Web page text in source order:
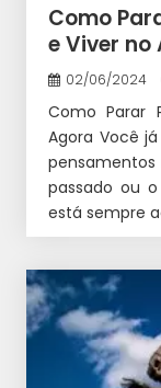
Como
e Viver no
02/06/2024
Como Parar
Agora Você
pensamentos
passado ou
está sempre